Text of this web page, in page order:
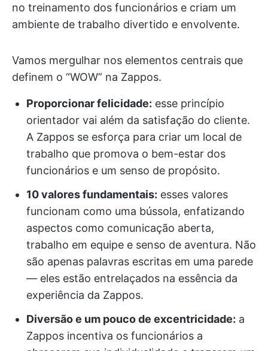
no treinamento dos funcionários e criam um
ambiente de trabalho divertido e envolvente.
Vamos mergulhar nos elementos centrais que
definem o “WOW” na Zappos.
Proporcionar felicidade: esse princípio
orientador vai além da satisfação do cliente.
A Zappos se esforça para criar um local de
trabalho que promova o bem-estar dos
funcionários e um senso de propósito.
10 valores fundamentais: esses valores
funcionam como uma bússola, enfatizando
aspectos como comunicação aberta,
trabalho em equipe e senso de aventura. Não
são apenas palavras escritas em uma parede
— eles estão entrelaçados na essência da
experiência da Zappos.
Diversão e um pouco de excentricidade: a
Zappos incentiva os funcionários a